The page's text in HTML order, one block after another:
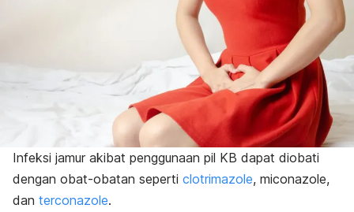
Infeksi jamur akibat penggunaan pil KB dapat diobati
dengan obat-obatan seperti clotrimazole, miconazole,
dan terconazole.